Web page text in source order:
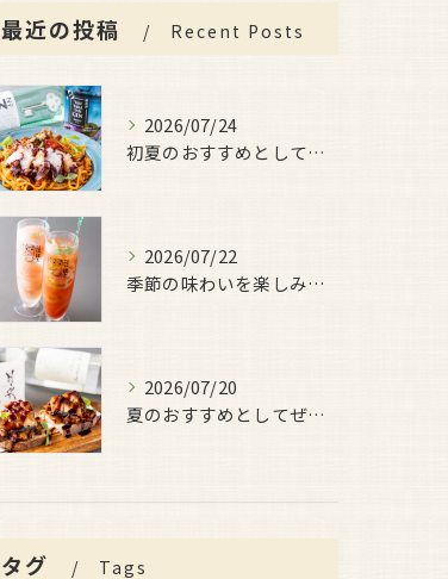
最近の投稿 Recent Posts
2026/07/24
初夏のおすすめとしてご用意しているのが、
2026/07/22
季節の味わいを楽しみたい日におすすめなのが、
2026/07/20
夏のおすすめとしてぜひ味わっていただきたいのが、
タグ Tags